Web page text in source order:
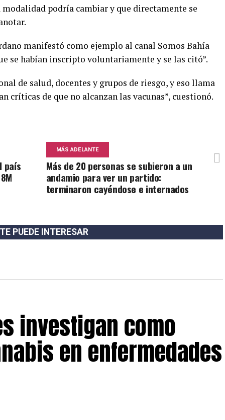
podría cambiar y que directamente se
manifestó como ejemplo al canal Somos Bahía
se habían inscripto voluntariamente y se las citó”.
de salud, docentes y grupos de riesgo, y eso llama
críticas de que no alcanzan las vacunas”, cuestionó.
MÁS ADELANTE
Más de 20 personas se subieron a un
andamio para ver un partido:
terminaron cayéndose e internados
país
PUEDE INTERESAR
investigan como
en enfermedades